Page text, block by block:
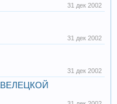
31 дек 2002
31 дек 2002
31 дек 2002